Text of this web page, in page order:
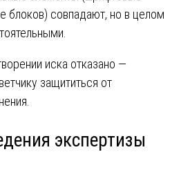
блоков) совпадают, но в целом
иска отказано —
защититься от
экспертизы